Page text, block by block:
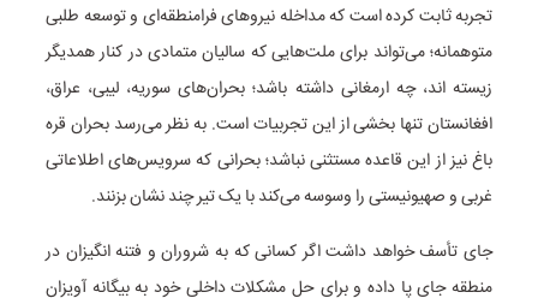
تجربه ثابت کرده است که مداخله نیرو‌های فرامنطقه‌ای و توسعه طلبی
متوهمانه؛ می‌تواند برای ملت‌هایی که سالیان متمادی در کنار همدیگر
زیسته اند، چه ارمغانی داشته باشد؛ بحران‌های سوریه، لیبی، عراق،
افغانستان تنها بخشی از این تجربیات است. به نظر می‌رسد بحران قره
‌باغ نیز از این قاعده مستثنی نباشد؛ بحرانی که سرویس‌های اطلاعاتی
غربی و صهیونیستی را وسوسه می‌کند با یک تیر چند نشان بزنند.
جای تأسف خواهد داشت اگر کسانی که به شروران و فتنه انگیزان در
منطقه جای پا داده و برای حل مشکلات داخلی خود به بیگانه آویزان